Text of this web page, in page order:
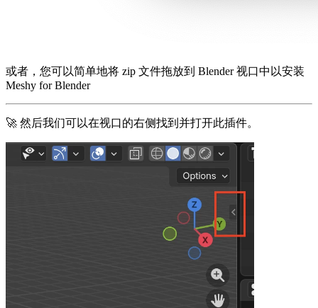
或者，您可以简单地将 zip 文件拖放到 Blender 视口中以安装
Meshy for Blender
🚀 然后我们可以在视口的右侧找到并打开此插件。